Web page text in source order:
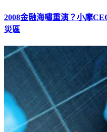
2008金融海嘯重演？小摩
災區